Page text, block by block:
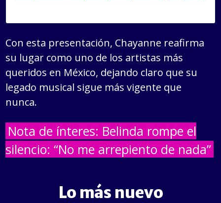
Con esta presentación, Chayanne reafirma
su lugar como uno de los artistas más
queridos en México, dejando claro que su
legado musical sigue más vigente que
nunca.
Nota de ínteres: Belinda rompe el
silencio: “No me arrepiento de nada”
Lo más nuevo